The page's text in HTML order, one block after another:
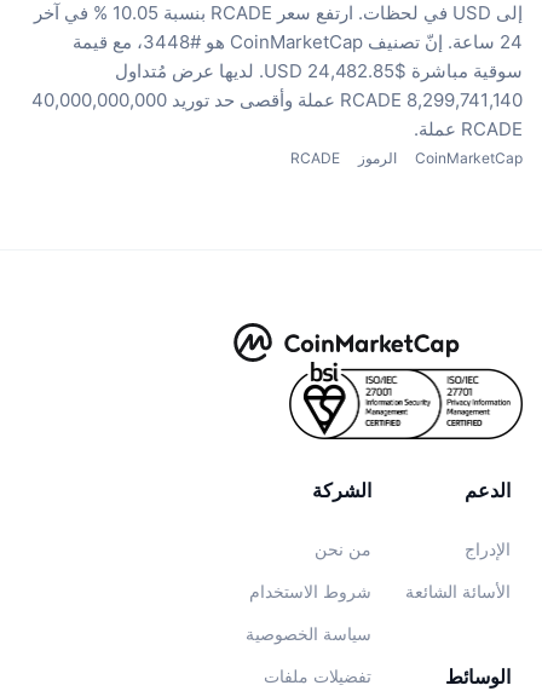
إلى USD في لحظات.
ارتفع سعر RCADE بنسبة 10.05 % في آخر
24 ساعة.
إنّ تصنيف CoinMarketCap هو #3448، مع قيمة
سوقية مباشرة $24,482.85 USD.
لديها عرض مُتداول
8,299,741,140 RCADE عملة
وأقصى حد توريد 40,000,000,000
RCADE عملة.
CoinMarketCap الرموز RCADE
الشركة
من نحن
شروط الاستخدام
سياسة الخصوصية
تفضيلات ملفات
الدعم
الإدراج
الأسائة الشائعة
الوسائط